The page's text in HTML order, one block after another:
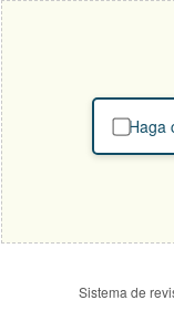
Haga
Sistema de